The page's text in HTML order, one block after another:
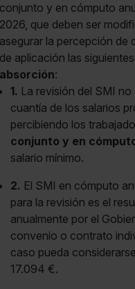
conjunto y en cómputo
2026, que deben ser
asegurar la percepción de
de aplicación las siguientes
absorción:
1. La revisión del SMI
cuantía de los salarios
percibiendo los
conjunto y en
salario mínimo.
2. El SMI en cómputo
para la revisión es el
anualmente por el
convenio o contrato
caso pueda
17.094 €.